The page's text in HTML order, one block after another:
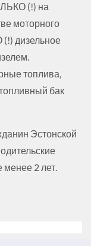
(!) на
моторного
дизельное
топлива,
бак
Эстонской
менее 2 лет.